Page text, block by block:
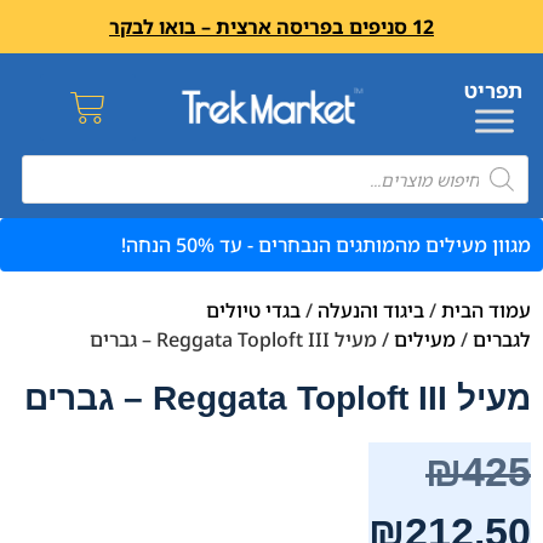
12 סניפים בפריסה ארצית – בואו לבקר
מגוון מעילים מהמותגים הנבחרים - עד 50% הנחה!
עמוד הבית/ביגוד והנעלה /בגדי טיולים
לגברים/מעילים/ מעיל Reggata Toploft III – גברים
מעיל Reggata Toploft III – גברים
₪425
₪212.50